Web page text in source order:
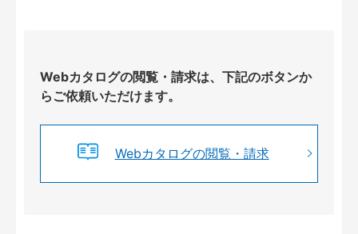
Webカタログの閲覧・請求は、下記のボタンか
らご依頼いただけます。
Webカタログの閲覧・請求